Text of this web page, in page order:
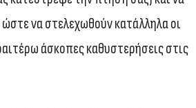
να στελεχωθούν κατάλληλα οι
άσκοπες καθυστερήσεις στις